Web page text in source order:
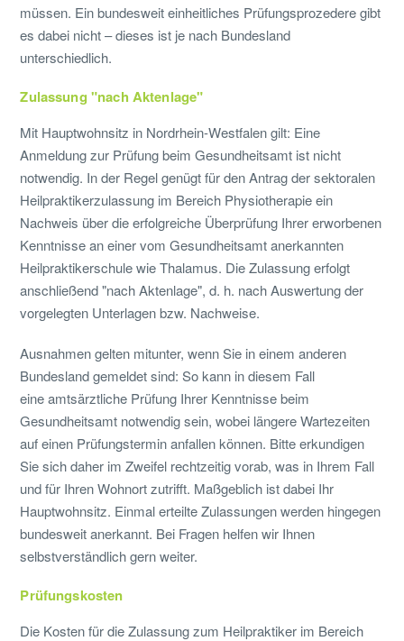
müssen. Ein bundesweit einheitliches Prüfungsprozedere gibt
es dabei nicht – dieses ist je nach Bundesland
unterschiedlich.
Zulassung "nach Aktenlage"
Mit Hauptwohnsitz in Nordrhein-Westfalen gilt: Eine
Anmeldung zur Prüfung beim Gesundheitsamt ist nicht
notwendig. In der Regel genügt für den Antrag der sektoralen
Heilpraktikerzulassung im Bereich Physiotherapie ein
Nachweis über die erfolgreiche Überprüfung Ihrer erworbenen
Kenntnisse an einer vom Gesundheitsamt anerkannten
Heilpraktikerschule wie Thalamus. Die Zulassung erfolgt
anschließend "nach Aktenlage", d. h. nach Auswertung der
vorgelegten Unterlagen bzw. Nachweise.
Ausnahmen gelten mitunter, wenn Sie in einem anderen
Bundesland gemeldet sind: So kann in diesem Fall
eine amtsärztliche Prüfung Ihrer Kenntnisse beim
Gesundheitsamt notwendig sein, wobei längere Wartezeiten
auf einen Prüfungstermin anfallen können. Bitte erkundigen
Sie sich daher im Zweifel rechtzeitig vorab, was in Ihrem Fall
und für Ihren Wohnort zutrifft. Maßgeblich ist dabei Ihr
Hauptwohnsitz. Einmal erteilte Zulassungen werden hingegen
bundesweit anerkannt. Bei Fragen helfen wir Ihnen
selbstverständlich gern weiter.
Prüfungskosten
Die Kosten für die Zulassung zum Heilpraktiker im Bereich